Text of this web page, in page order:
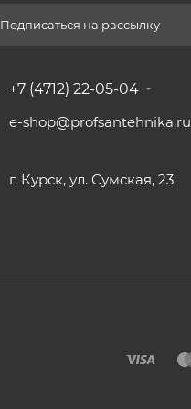
Подписаться на рассылку
+7 (4712) 22-05-04
e-shop@profsantehnika.ru
г. Курск, ул. Сумская, 23